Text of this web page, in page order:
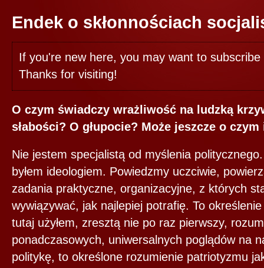
Endek o skłonnościach
If you're new here, you may want to
Thanks for visiting!
O czym świadczy wrażliwość na ludzką
słabości? O głupocie? Może jeszcze o
Nie jestem specjalistą od myślenia
byłem ideologiem. Powiedzmy uczciwie,
zadania praktyczne, organizacyjne, z których
wywiązywać, jak najlepiej potrafię. To
tutaj użyłem, zresztą nie po raz pierwszy,
ponadczasowych, uniwersalnych poglądów na
politykę, to określone rozumienie patriotyzmu